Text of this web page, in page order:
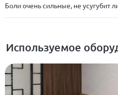
Боли очень сильные, не усугубит
Используемое